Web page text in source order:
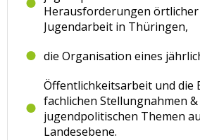
Herausforderungen
Jugendarbeit in Thüringen,
die Organisation eines
Öffentlichkeitsarbeit und die
fachlichen Stellungnahmen
jugendpolitischen Themen
Landesebene.